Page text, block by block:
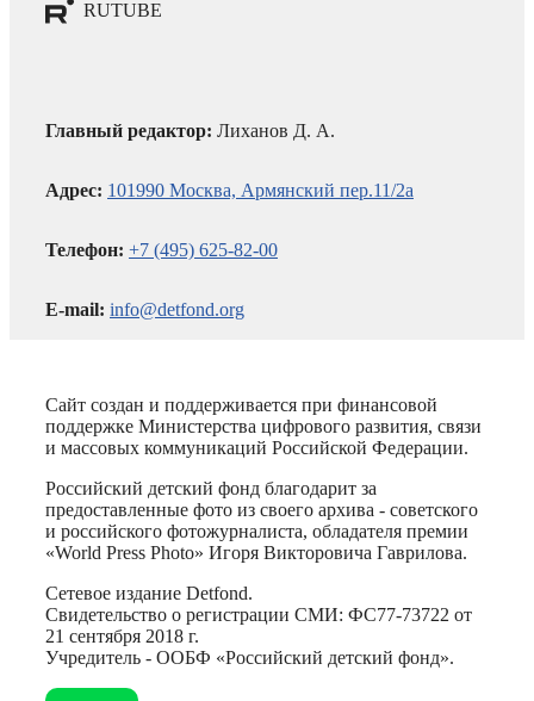
RUTUBE
Главный редактор: Лиханов Д. А.
Адрес: 101990 Москва, Армянский пер.11/2а
Телефон: +7 (495) 625-82-00
E-mail: info@detfond.org
Сайт создан и поддерживается при финансовой
поддержке Министерства цифрового развития, связи
и массовых коммуникаций Российской Федерации.
Российский детский фонд благодарит за
предоставленные фото из своего архива - советского
и российского фотожурналиста, обладателя премии
«World Press Photo» Игоря Викторовича Гаврилова.
Сетевое издание Detfond.
Свидетельство о регистрации СМИ: ФС77-73722 от
21 сентября 2018 г.
Учредитель - ООБФ «Российский детский фонд».